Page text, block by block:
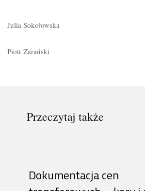
Julia Sokołowska
Piotr Zarański
Przeczytaj także
Dokumentacja cen